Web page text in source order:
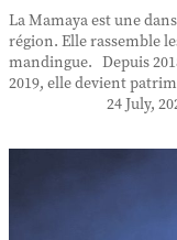
La Mamaya est une
région. Elle rassemble
mandingue. Depuis
2019, elle devient
24 July,